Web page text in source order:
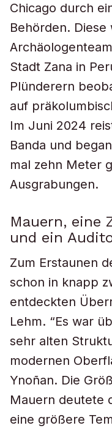
Chicago durch
Behörden. Diese
Stadt Zana in
Plünderern
auf
Im Juni 2024
Banda und
mal zehn Meter
Ausgrabungen.
Mauern, eine
und ein
Zum Erstaunen
schon in knapp
entdeckten
Lehm. “Es war
sehr alten
modernen
Ynoñan. Die
Mauern deutete
eine größere